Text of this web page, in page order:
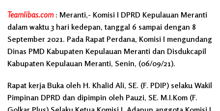
Teamlibas.com : Meranti,- Komisi I DPRD Kepulauan Meranti
dalam waktu 3 hari kedepan, tanggal 6 sampai dengan 8
September 2021. Pada Rapat Perdana, Komisi I mengundang
Dinas PMD Kabupaten Kepulauan Meranti dan Disdukcapil
Kabupaten Kepulauan Meranti, Senin, (06/09/21).
Rapat kerja Buka oleh H. Khalid Ali, SE. (F. PDIP) selaku Wakil
Pimpinan DPRD dan dipimpin oleh Pauzi, SE. M.I.Kom (F.